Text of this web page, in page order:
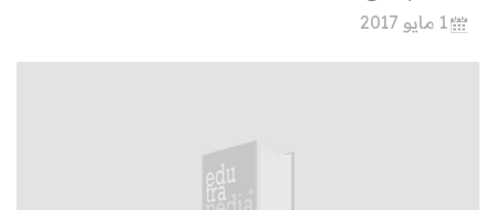
1 مايو 2017